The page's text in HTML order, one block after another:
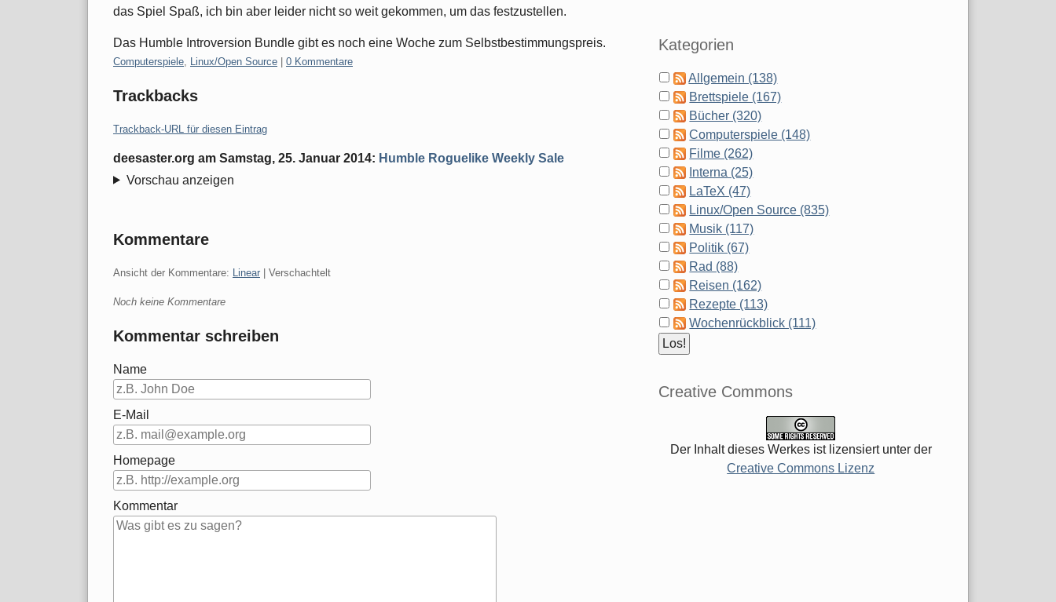
das Spiel Spaß, ich bin aber leider nicht so weit gekommen, um das festzustellen.
Das Humble Introversion Bundle gibt es noch eine Woche zum Selbstbestimmungspreis.
Kategorien:
Computerspiele Linux/Open Source | 0 Kommentare
Trackbacks
Trackback-URL für diesen Eintrag
deesaster.org am Samstag, 25. Januar 2014: Humble Roguelike Weekly Sale
Vorschau anzeigen
Kommentare
Ansicht der Kommentare: Linear | Verschachtelt
Noch keine Kommentare
Kommentar schreiben
Name
E-Mail
Homepage
Kommentar
Kategorien
Allgemein (138)
Brettspiele (167)
Bücher (320)
Computerspiele (148)
Filme (262)
Interna (25)
LaTeX (47)
Linux/Open Source (835)
Musik (117)
Politik (67)
Rad (88)
Reisen (162)
Rezepte (113)
Wochenrückblick (111)
Creative Commons
Der Inhalt dieses Werkes ist lizensiert unter der
Creative Commons Lizenz